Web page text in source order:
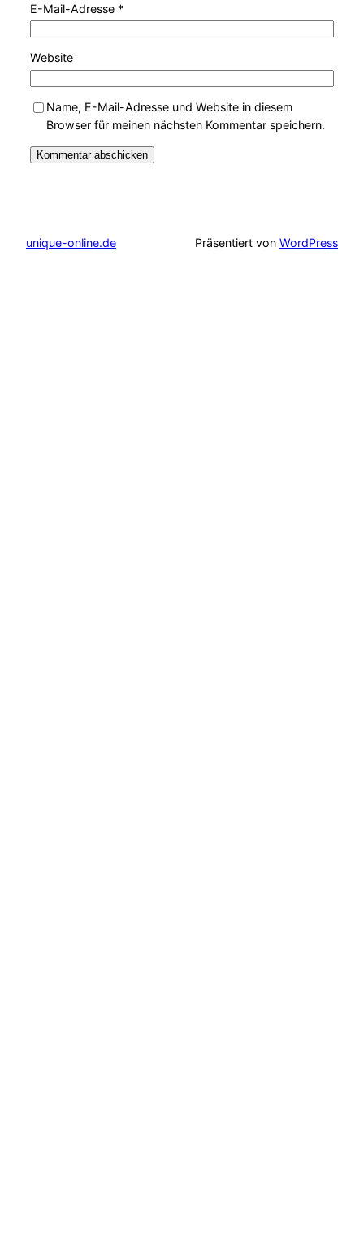
E-Mail-Adresse *
Website
Name, E-Mail-Adresse und Website in diesem
Browser für meinen nächsten Kommentar speichern.
unique-online.de Präsentiert von WordPress